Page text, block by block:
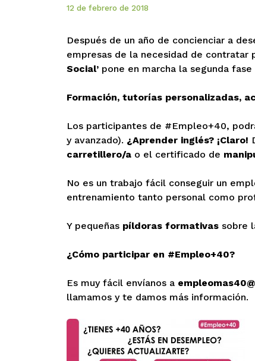
12 de febrero de 2018
Después de un año de concienciar a
empresas de la necesidad de
Social’ pone en marcha la segunda
Formación, tutorías personalizadas,
Los participantes de #Empleo+40,
y avanzado). ¿Aprender inglés? ¡Claro!
carretillero/a o el certificado de
No es un trabajo fácil conseguir un
entrenamiento tanto personal como
Y pequeñas píldoras formativas sobre
¿Cómo participar en #Empleo+40?
Es muy fácil envíanos a
llamamos y te damos más información.